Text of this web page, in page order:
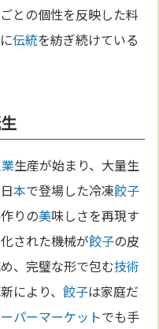
との個性を反映した料
伝統を紡ぎ続けている
生産が始まり、大量生
本で登場した冷凍餃子
りの美味しさを再現す
された機械が餃子の皮
、完璧な形で包む技術
により、餃子は家庭だ
パーマーケットでも手